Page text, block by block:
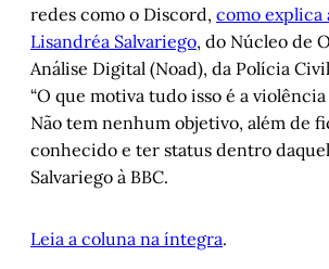
redes como o Discord, como explica
Lisandréa Salvariego, do Núcleo de
Análise Digital (Noad), da Polícia
“O que motiva tudo isso é a
Não tem nenhum objetivo, além de
conhecido e ter status dentro
Salvariego à BBC.
Leia a coluna na íntegra.